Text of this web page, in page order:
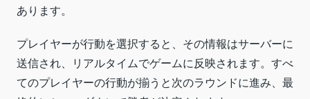
あります。
プレイヤーが行動を選択すると、その情報はサーバーに
送信され、リアルタイムでゲームに反映されます。すべ
てのプレイヤーの行動が揃うと次のラウンドに進み、最